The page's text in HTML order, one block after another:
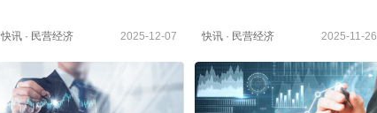
快讯 · 民营经济 2025-12-07 快讯· 民营经济 2025-11-26